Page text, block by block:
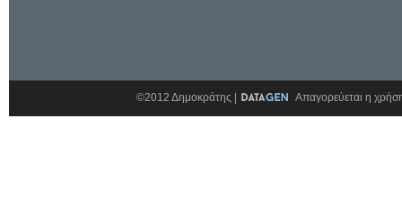
©2012 Δημοκράτης | Απαγορεύεται η